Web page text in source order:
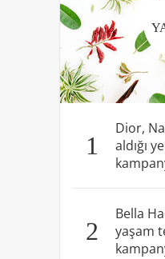
1
Dior,
aldığı
2
Bella
yaşam